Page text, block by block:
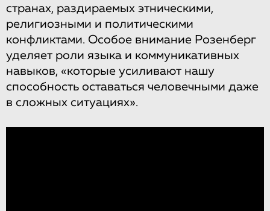
странах, раздираемых этническими,
религиозными и политическими
конфликтами. Особое внимание Розенберг
уделяет роли языка и коммуникативных
навыков, «которые усиливают нашу
способность оставаться человечными даже
в сложных ситуациях».